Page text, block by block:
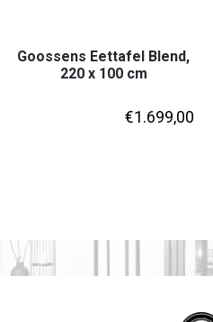
Goossens Eettafel Blend,
220 x 100 cm
€1.699,00